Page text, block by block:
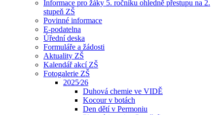
Informace pro žáky 5. ročníku ohledně přestupu na 2.
stupeň ZŠ
Povinné informace
E-podatelna
Úřední deska
Formuláře a žádosti
Aktuality ZŠ
Kalendář akcí ZŠ
Fotogalerie ZŠ
2025⁄26
Duhová chemie ve VIDĚ
Kocour v botách
Den dětí v Permoniu